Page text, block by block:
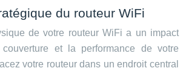
du routeur WiFi
de votre routeur WiFi a un impact
et la performance de votre
votre routeur dans un endroit central